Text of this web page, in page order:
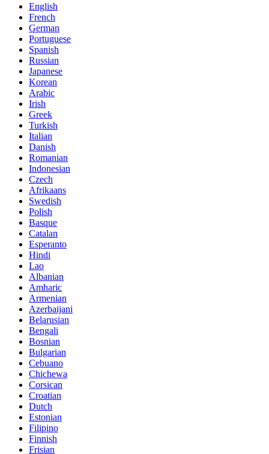
English
French
German
Portuguese
Spanish
Russian
Japanese
Korean
Arabic
Irish
Greek
Turkish
Italian
Danish
Romanian
Indonesian
Czech
Afrikaans
Swedish
Polish
Basque
Catalan
Esperanto
Hindi
Lao
Albanian
Amharic
Armenian
Azerbaijani
Belarusian
Bengali
Bosnian
Bulgarian
Cebuano
Chichewa
Corsican
Croatian
Dutch
Estonian
Filipino
Finnish
Frisian